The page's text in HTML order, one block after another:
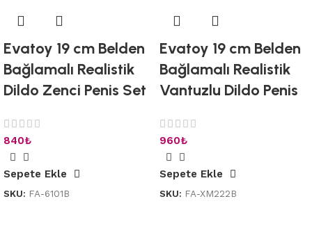
Evatoy 19 cm Belden
Bağlamalı Realistik
Dildo Zenci Penis Set
840₺
Sepete Ekle
SKU: FA-6101B
Evatoy 19 cm Belden
Bağlamalı Realistik
Vantuzlu Dildo Penis
960₺
Sepete Ekle
SKU: FA-XM222B